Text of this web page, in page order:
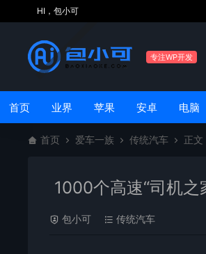
HI，包小可
专注WP开发
首页 业界 苹果 安卓 电脑
首页 爱车一族 传统汽车 正文
1000个高速“司机
包小可 传统汽车